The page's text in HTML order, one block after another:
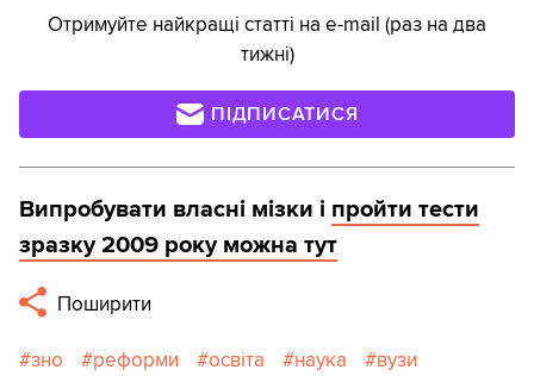
Отримуйте найкращі статті на e-mail (раз на два
тижні)
ПІДПИСАТИСЯ
Випробувати власні мізки і пройти тести
зразку 2009 року можна тут
Поширити
зно реформи освіта наука вузи